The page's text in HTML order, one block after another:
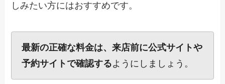
しみたい方にはおすすめです。
最新の正確な料金は、来店前に公式サイトや
予約サイトで確認するようにしましょう。